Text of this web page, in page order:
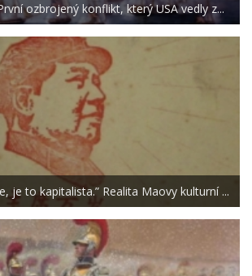
ozbrojený konflikt, který USA vedly z...
je to kapitalista.” Realita Maovy kulturní ...